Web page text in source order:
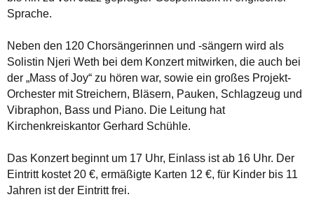
Sprache.
Neben den 120 Chorsängerinnen und -sängern wird als
Solistin Njeri Weth bei dem Konzert mitwirken, die auch bei
der „Mass of Joy“ zu hören war, sowie ein großes Projekt-
Orchester mit Streichern, Bläsern, Pauken, Schlagzeug und
Vibraphon, Bass und Piano. Die Leitung hat
Kirchenkreiskantor Gerhard Schühle.
Das Konzert beginnt um 17 Uhr, Einlass ist ab 16 Uhr. Der
Eintritt kostet 20 €, ermäßigte Karten 12 €, für Kinder bis 11
Jahren ist der Eintritt frei.